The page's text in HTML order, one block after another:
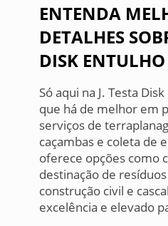
ENTENDA
DETALHES
DISK ENTULHO
Só aqui na J. Testa
que há de melhor em
serviços de
caçambas e coleta de
oferece opções como
destinação de
construção civil e
excelência e elevado